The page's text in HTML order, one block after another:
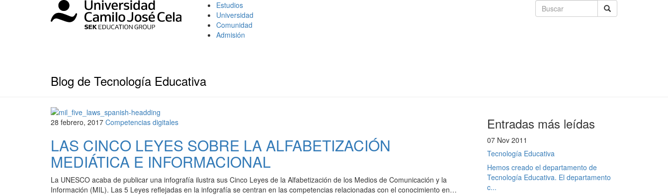
Estudios
Universidad
Comunidad
Admisión
Blog de Tecnología Educativa
28 febrero, 2017 Competencias digitales
LAS CINCO LEYES SOBRE LA ALFABETIZACIÓN
MEDIÁTICA E INFORMACIONAL
La UNESCO acaba de publicar una infografía ilustra sus Cinco Leyes de la Alfabetización de los Medios de Comunicación y la
Información (MIL). Las 5 Leyes reflejadas en la infografía se centran en las competencias relacionadas con el conocimiento en…
Entradas más leídas
07 Nov 2011
Tecnología Educativa
Hemos creado el departamento de
Tecnología Educativa. El departamento
c...